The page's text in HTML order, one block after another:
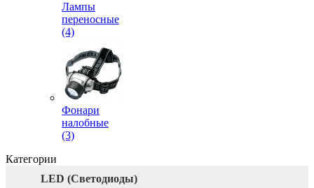
Лампы
переносные
(4)
Фонари
налобные
(3)
Категории
LED (Светодиоды)